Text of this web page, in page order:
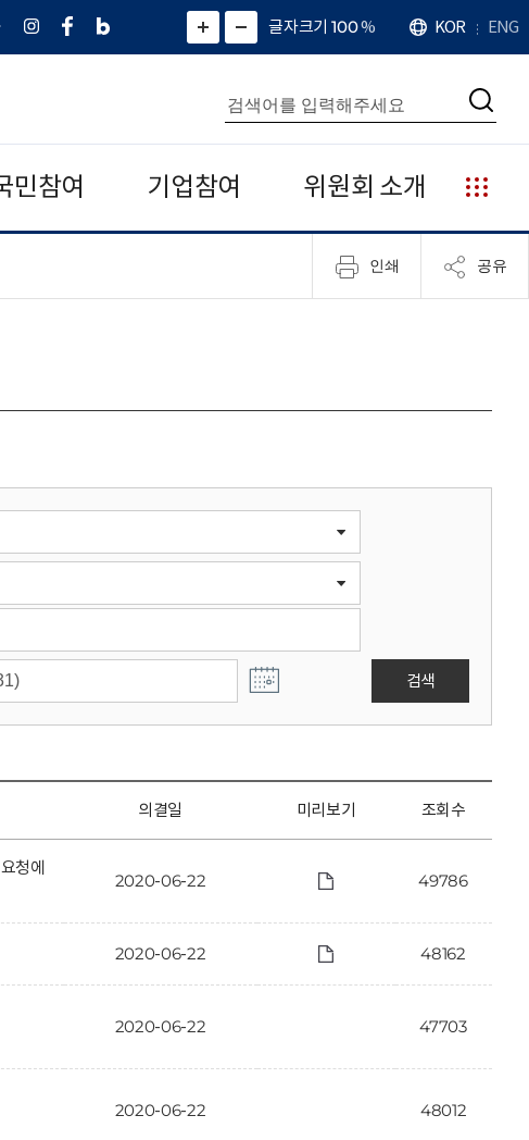
인
페
네
그
)
화
면
면
소
확
대
치
글자크기 100%
언
어
KOR ENG
통
합
검
색
검
민참여 기업참여 위원회 소개
누
리
집
안
인쇄 공유
검색
의결일 미리보기 조회수
청에
2020-06-22 49786
2020-06-22 48162
2020-06-22 47703
2020-06-22 48012